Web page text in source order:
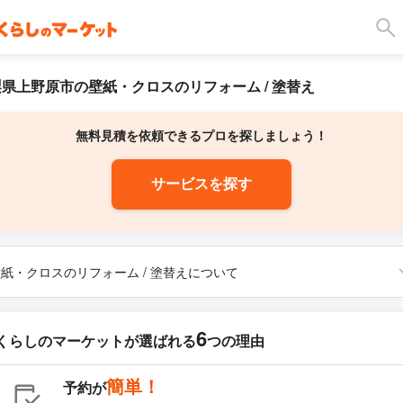
上野原市の壁紙・クロスのリフォーム / 塗替え
無料見積を依頼できるプロを探しましょう！
サービスを探す
・クロスのリフォーム / 塗替えについて
らしのマーケットが選ばれる6つの理由
予約が簡単！